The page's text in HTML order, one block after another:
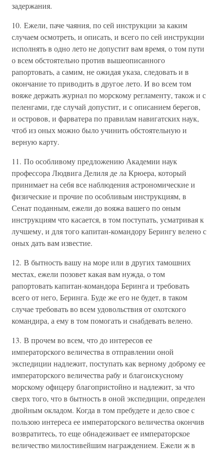
задержания.
10. Ежели, паче чаяния, по сей инструкции за каким
случаем осмотреть, и описать, и всего по сей инструкции
исполнять в одно лето не допустит вам время, о том пути
о всем обстоятельно против вышеописанного
рапортовать, а самим, не ожидая указа, следовать и в
окончание то приводить в другое лето. И во всем том
вояже держать журнал по морскому регламенту, також и с
пеленгами, где случай допустит, и с описанием берегов,
и островов, и фарватера по правилам навигатских наук,
чтоб из оных можно было учинить обстоятельную и
верную карту.
11. По особливому предложению Академии наук
профессора Людвига Делиля де ла Крюера, который
принимает на себя все наблюдения астрономические и
физические и прочие по особливым инструкциям, в
Сенат поданным, ежели до вояжа вашего по оным
инструкциям что касается, в том поступать, усматривая к
лучшему, и для того капитан-командору Берингу велено с
оных дать вам известие.
12. В бытность вашу на море или в других тамошних
местах, ежели позовет какая вам нужда, о том
рапортовать капитан-командора Беринга и требовать
всего от него, Беринга. Буде же его не будет, в таком
случае требовать во всем удовольствия от охотского
командира, а ему в том помогать и снабдевать велено.
13. В прочем во всем, что до интересов ее
императорского величества в отправлении оной
экспедиции надлежит, поступать как верному доброму ее
императорского величества рабу и благоискусному
морскому офицеру благопристойно и надлежит, за что
сверх того, что в бытность в оной экспедиции, определен
двойным окладом. Когда в том пребудете и дело свое с
пользою интереса ее императорского величества окончив
возвратитесь, то еще обнадеживает ее императорское
величество милостивейшим награждением. Ежели ж в